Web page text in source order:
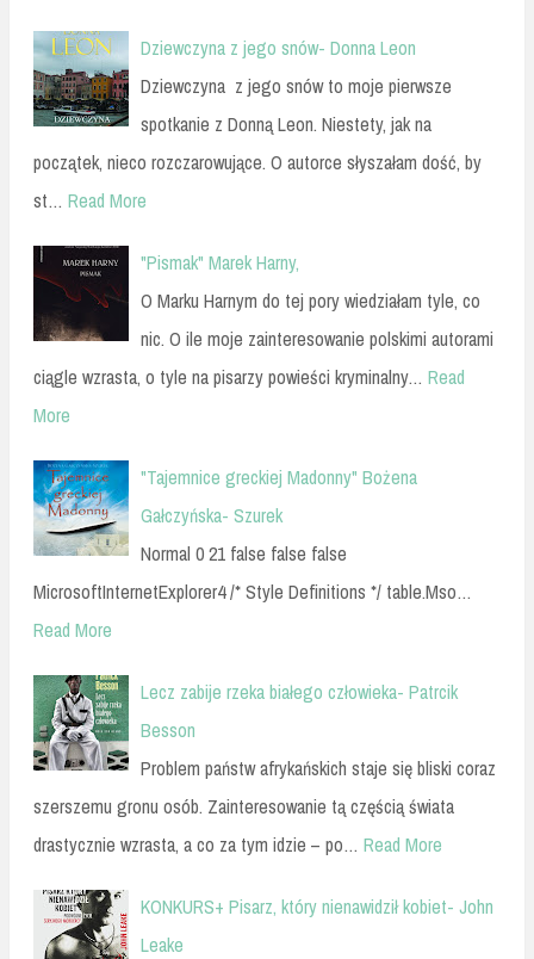
Dziewczyna z jego snów- Donna Leon
Dziewczyna z jego snów to moje pierwsze
spotkanie z Donną Leon. Niestety, jak na
początek, nieco rozczarowujące. O autorce słyszałam dość, by
st… Read More
"Pismak" Marek Harny,
O Marku Harnym do tej pory wiedziałam tyle, co
nic. O ile moje zainteresowanie polskimi autorami
ciągle wzrasta, o tyle na pisarzy powieści kryminalny… Read
More
"Tajemnice greckiej Madonny" Bożena
Gałczyńska- Szurek
Normal 0 21 false false false
MicrosoftInternetExplorer4 /* Style Definitions */ table.Mso…
Read More
Lecz zabije rzeka białego człowieka- Patrcik
Besson
Problem państw afrykańskich staje się bliski coraz
szerszemu gronu osób. Zainteresowanie tą częścią świata
drastycznie wzrasta, a co za tym idzie – po… Read More
KONKURS+ Pisarz, który nienawidził kobiet- John
Leake